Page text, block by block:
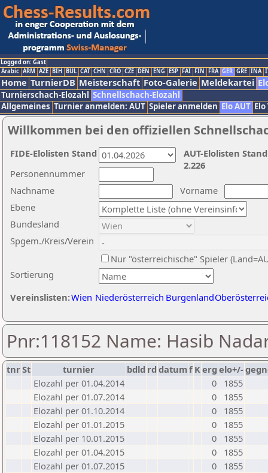
Logged on: Gast
Arabic ARM AZE BIH BUL CAT CHN CRO CZE DEN ENG ESP FAI FIN FRA GER GRE INA
Home TurnierDB Meisterschaft Foto-Galerie Meldekartei
Turnierschach-Elozahl Schnellschach-Elozahl
Allgemeines Turnier anmelden: AUT Spieler anmelden Elo AUT
Willkommen bei den offiziellen
Nachname
Vorname
Ebene
Sortierung
Personennummer
Bundesland
Spgem./Kreis/Verein
Nur "österreichische" Spieler
Vereinslisten:Wien Niederösterreich Burgenland
AUT-Elolisten
2.226
FIDE-Elolisten Stand
Pnr:118152 Name: Hasib
tnrSt turnier bdld rd datumf Kerg elo+/-
Elozahl per 01.04.2014
0
1855
Elozahl per 01.07.2014
0
1855
Elozahl per 01.10.2014
0
1855
Elozahl per 01.01.2015
0
1855
Elozahl per 10.01.2015
0
1855
Elozahl per 01.04.2015
0
1855
Elozahl per 01.07.2015
0
1855